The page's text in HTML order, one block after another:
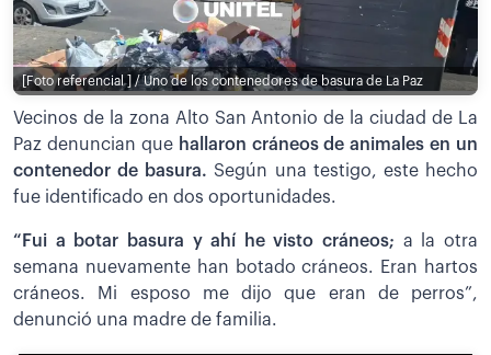
[Foto referencial ] / Uno de los contenedores de basura de La Paz
Vecinos de la zona Alto San Antonio de la ciudad de La
Paz denuncian quehallaron cráneos de animales en un
contenedor de basura. Según una testigo, este hecho
fue identificado en dos oportunidades.
“Fui a botar basura y ahí he visto cráneos; a la otra
semana nuevamente han botado cráneos. Eran hartos
cráneos. Mi esposo me dijo que eran de perros”,
denunció una madre de familia.